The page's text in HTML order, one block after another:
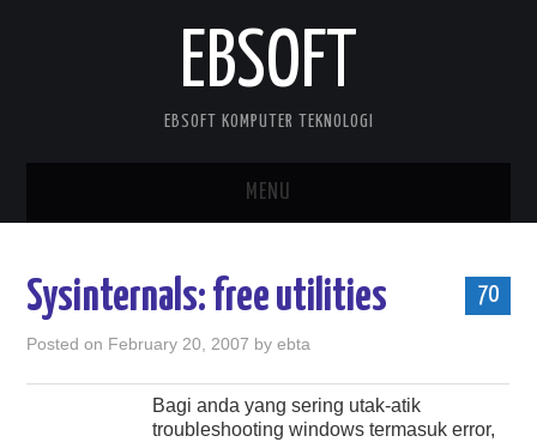
EBSOFT
EBSOFT KOMPUTER TEKNOLOGI
MENU
DOWNLOADS
70
Sysinternals: free utilities
Posted on February 20, 2007 byebta
Bagi anda yang sering utak-atik
troubleshooting windows termasuk error,